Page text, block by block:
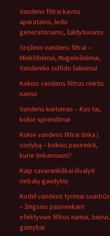
Vandens filtrai kavos
aparatams, ledo
generatoriams, šaldytuvams
Gręžinio vandens filtrai –
Minkštinimui, Nugeležinimui,
Vandenilio sulfido šalinimui
Kokius vandens filtrus rinktis
namui
Vandens kietumas – Kas tai,
kokie sprendimai
Kokie vandens filtrai tinka į
sodybą – kokius pasirinkti,
kurie tinkamiausi?
Kaip savarankiškai išvalyti
riebalų gaudyklę
Kodėl vandens tyrimai svarbūs
– žingsnis pasirenkant
efektyvius filtrus namui, biurui,
gamybai